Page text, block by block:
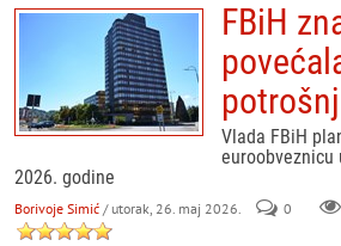
FBiH
Vlada FBiH
euroobveznicu
2026. godine
Borivoje Simić / utorak, 26. maj 2026. 0